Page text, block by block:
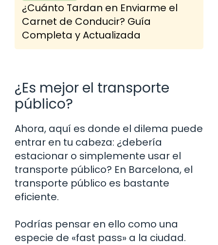
¿Cuánto Tardan en Enviarme el
Carnet de Conducir? Guía
Completa y Actualizada
¿Es mejor el transporte
público?
Ahora, aquí es donde el dilema puede
entrar en tu cabeza: ¿debería
estacionar o simplemente usar el
transporte público? En Barcelona, el
transporte público es bastante
eficiente.
Podrías pensar en ello como una
especie de «fast pass» a la ciudad.